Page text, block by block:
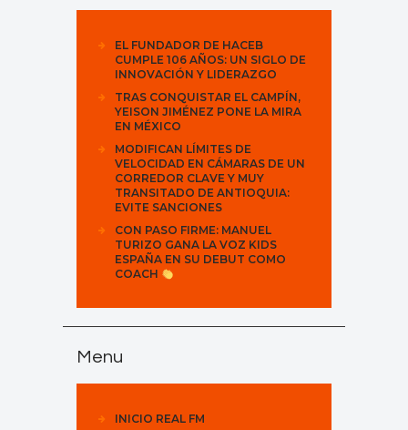
EL FUNDADOR DE HACEB
CUMPLE 106 AÑOS: UN SIGLO DE
INNOVACIÓN Y LIDERAZGO
TRAS CONQUISTAR EL CAMPÍN,
YEISON JIMÉNEZ PONE LA MIRA
EN MÉXICO
MODIFICAN LÍMITES DE
VELOCIDAD EN CÁMARAS DE UN
CORREDOR CLAVE Y MUY
TRANSITADO DE ANTIOQUIA:
EVITE SANCIONES
CON PASO FIRME: MANUEL
TURIZO GANA LA VOZ KIDS
ESPAÑA EN SU DEBUT COMO
COACH
Menu
INICIO REAL FM